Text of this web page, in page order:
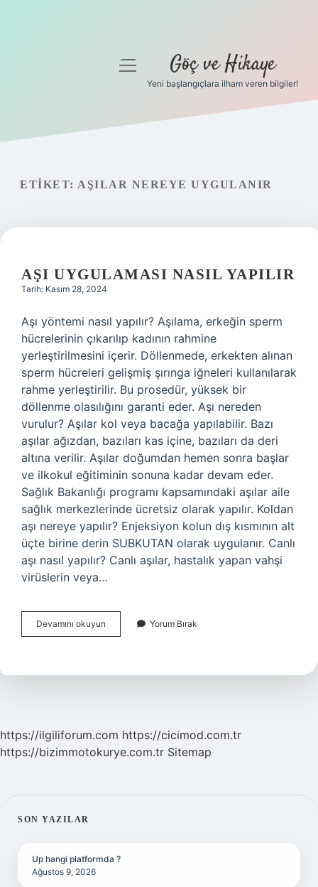
Gizlilik Politikası
menüyü
Göç ve Hikaye
Yeni başlangıçlara ilham veren bilgiler!
ETIKET: AŞILAR NEREYE UYGULANIR
AŞI UYGULAMASI NASIL YAPILIR
Tarih: Kasım 28, 2024
Aşı yöntemi nasıl yapılır? Aşılama, erkeğin sperm
hücrelerinin çıkarılıp kadının rahmine
yerleştirilmesini içerir. Döllenmede, erkekten alınan
sperm hücreleri gelişmiş şırınga iğneleri kullanılarak
rahme yerleştirilir. Bu prosedür, yüksek bir
döllenme olasılığını garanti eder. Aşı nereden
vurulur? Aşılar kol veya bacağa yapılabilir. Bazı
aşılar ağızdan, bazıları kas içine, bazıları da deri
altına verilir. Aşılar doğumdan hemen sonra başlar
ve ilkokul eğitiminin sonuna kadar devam eder.
Sağlık Bakanlığı programı kapsamındaki aşılar aile
sağlık merkezlerinde ücretsiz olarak yapılır. Koldan
aşı nereye yapılır? Enjeksiyon kolun dış kısmının alt
üçte birine derin SUBKUTAN olarak uygulanır. Canlı
aşı nasıl yapılır? Canlı aşılar, hastalık yapan vahşi
virüslerin veya…
Devamını okuyun
Uygulaması
Yorum Bırak
https://ilgiliforum.com https://cicimod.com.tr
https://bizimmotokurye.com.tr Sitemap
SIDEBAR
SON YAZILAR
Up hangi platformda ?
Ağustos 9, 2026